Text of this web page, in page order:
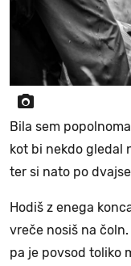
Bila sem
kot bi nekdo gledal
ter si nato po
Hodiš z enega
vreče nosiš na
pa je povsod toliko